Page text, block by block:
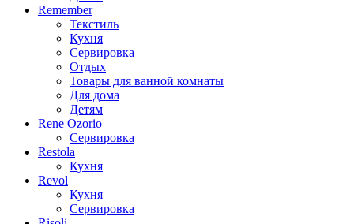
Remember
Текстиль
Кухня
Сервировка
Отдых
Товары для ванной комнаты
Для дома
Детям
Rene Ozorio
Сервировка
Restola
Кухня
Revol
Кухня
Сервировка